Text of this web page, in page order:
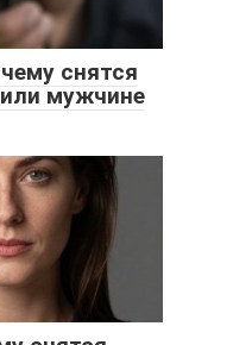
снятся
мужчине